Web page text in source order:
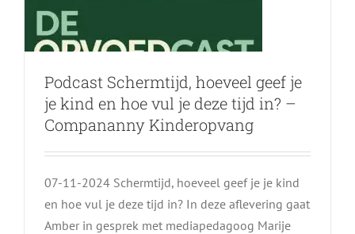
Podcast Schermtijd, hoeveel geef je
je kind en hoe vul je deze tijd in? –
Compananny Kinderopvang
07-11-2024 Schermtijd, hoeveel geef je je kind
en hoe vul je deze tijd in? In deze aflevering gaat
Amber in gesprek met mediapedagoog Marije